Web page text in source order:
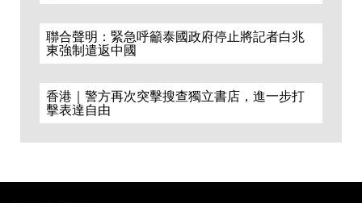
聯合聲明：緊急呼籲泰國政府停止將記者白兆
東強制遣返中國
香港｜警方再次突擊搜查獨立書店，進一步打
擊表達自由